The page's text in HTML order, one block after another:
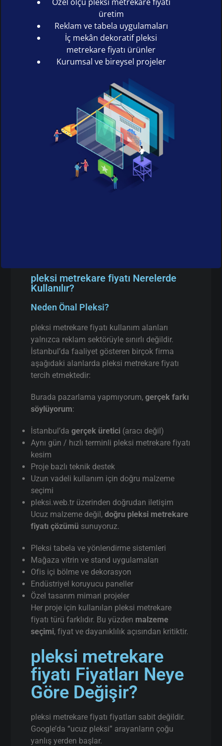
üretim
Reklam ve tabela uygulamaları
İç mekân dekoratif pleksi
metrekare fiyatı ürünler
Kurumsal ve bireysel projeler
pleksi metrekare fiyatı Nerelerde
Kullanılır?
Neden Önal Pleksi?
pleksi metrekare fiyatı kullanım alanları
yalnızca reklam sektörüyle sınırlı değildir.
İstanbul’da faaliyet gösteren birçok firma
aşağıdaki alanlarda pleksi metrekare fiyatı
tercih etmektedir:
Burada pazarlama yapmıyorum,gerçek farkı
söylüyorum:
İstanbul’dagerçek üretici (aracı değil)
Aynı gün / hızlı terminli pleksi metrekare fiyatı
kesim
Proje bazlı teknik destek
Uzun vadeli kullanım için doğru malzeme
seçimi
pleksi.web.tr üzerinden doğrudan iletişim
Ucuz malzeme değil,doğru pleksi metrekare
fiyatı çözümü sunuyoruz.
Pleksi tabela ve yönlendirme sistemleri
Mağaza vitrin ve stand uygulamaları
Ofis içi bölme ve dekorasyon
Endüstriyel koruyucu paneller
Özel tasarım mimari projeler
Her proje için kullanılan pleksi metrekare
fiyatı türü farklıdır. Bu yüzden malzeme
seçimi, fiyat ve dayanıklılık açısından kritiktir.
pleksi metrekare
fiyatı Fiyatları Neye
Göre Değişir?
pleksi metrekare fiyatı fiyatları sabit değildir.
Google’da “ucuz pleksi” arayanların çoğu
yanlış yerden başlar.